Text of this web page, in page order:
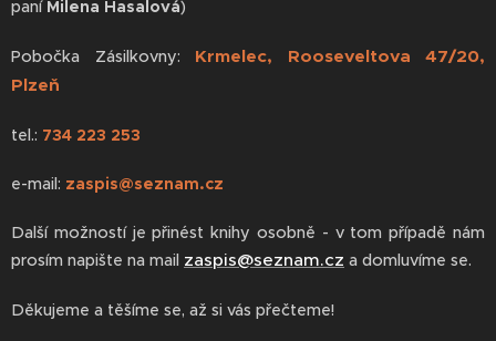
paní Milena Hasalová)
Pobočka Zásilkovny: Krmelec, Rooseveltova 47/20,
Plzeň
tel.: 734 223 253
e-mail: zaspis@seznam.cz
Další možností je přinést knihy osobně - v tom případě nám
prosím napište na mail zaspis@seznam.cz a domluvíme se.
Děkujeme a těšíme se, až si vás přečteme!